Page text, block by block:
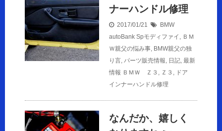
ナーハンドル修理
2017/01/21
BMW
autoBank Spモディファイ , ＢＭ
Ｗ親父の悩み事, BMW親父の独
り言, パーツ販売情報, 日記, 最新
情報 ＢＭＷ Ｚ３ , Ｚ３ , ドア
インナーハンドル修理
なんだか、嬉しく